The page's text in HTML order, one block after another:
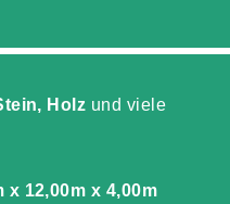
Holz und viele
x 12,00m x 4,00m